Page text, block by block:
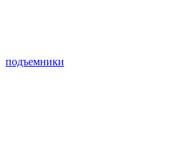
подъемники